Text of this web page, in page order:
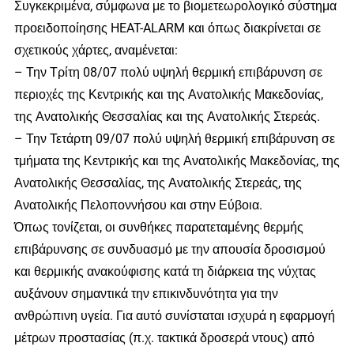
Συγκεκριμένα, σύμφωνα με το βιομετεωρολογικό σύστημα
προειδοποίησης HEAT-ALARM και όπως διακρίνεται σε
σχετικούς χάρτες, αναμένεται:
– Την Τρίτη 08/07 πολύ υψηλή θερμική επιβάρυνση σε
περιοχές της Κεντρικής και της Ανατολικής Μακεδονίας,
της Ανατολικής Θεσσαλίας και της Ανατολικής Στερεάς.
– Την Τετάρτη 09/07 πολύ υψηλή θερμική επιβάρυνση σε
τμήματα της Κεντρικής και της Ανατολικής Μακεδονίας, της
Ανατολικής Θεσσαλίας, της Ανατολικής Στερεάς, της
Ανατολικής Πελοποννήσου και στην Εύβοια.
Όπως τονίζεται, οι συνθήκες παρατεταμένης θερμής
επιβάρυνσης σε συνδυασμό με την απουσία δροσισμού
και θερμικής ανακούφισης κατά τη διάρκεια της νύχτας
αυξάνουν σημαντικά την επικινδυνότητα για την
ανθρώπινη υγεία. Για αυτό συνίσταται ισχυρά η εφαρμογή
μέτρων προστασίας (π.χ. τακτικά δροσερά ντους) από